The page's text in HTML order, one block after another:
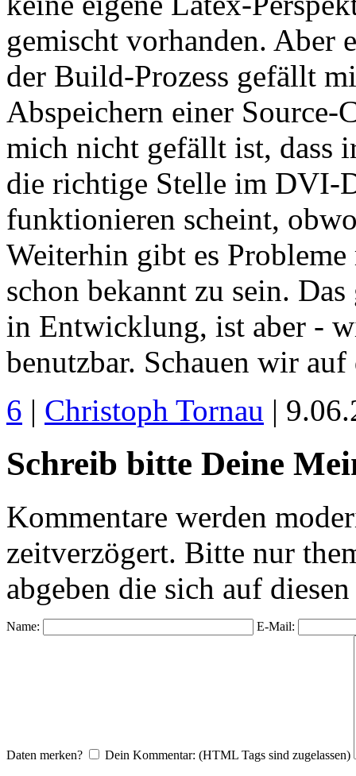
gemischt vorhanden. Aber
der Build-Prozess gefällt
Abspeichern einer Source-
mich nicht gefällt ist, dass
die richtige Stelle im DVI-
funktionieren scheint,
Weiterhin gibt es
schon bekannt zu sein.
in Entwicklung, ist aber -
benutzbar. Schauen wir
6 | Christoph Tornau |
Schreib bitte Deine
Kommentare werden
zeitverzögert. Bitte nur
abgeben die sich auf
Name: E-Mail:
Daten merken? Dein Kommentar: (HTML Tags sind zugelassen)